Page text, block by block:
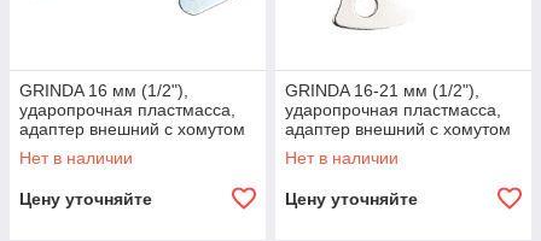
GRINDA 16 мм (1/2"),
ударопрочная пластмасса,
адаптер внешний с хомутом
8-426320_z01
Нет в наличии
Цену уточняйте
GRINDA 16-21 мм (1/2"),
ударопрочная пластмасса,
адаптер внешний с хомутом
8-426321_z01
Нет в наличии
Цену уточняйте